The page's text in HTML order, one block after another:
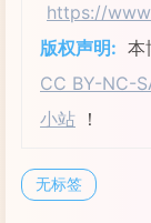
https://
版权声明: 本
CC BY-NC-
小站 ！
无标签